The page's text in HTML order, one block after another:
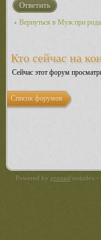
Ответить
Вернуться в Муж при
Кто сейчас на
Сейчас этот форум
Список форумов
Powered by pronad/noindex>